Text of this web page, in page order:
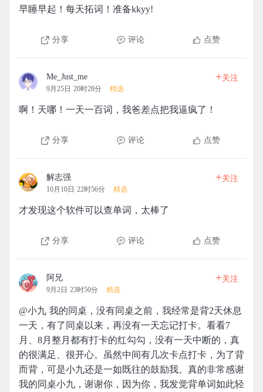
早睡早起！每天拓词！准备kkyy!
分享 评论 点赞
Me_Just_me
9月25日 20时28分 精选
+关注
啊！天哪！一天一百词，我爸差点把我逼疯了！
分享 评论 点赞
解志强
10月10日 22时56分 精选
+关注
才发现这个软件可以查单词，太棒了
分享 评论 点赞
阿兄
9月2日 23时50分 精选
+关注
@小九 我的同桌，没有同桌之前，我经常是背2天休息
一天，有了同桌以来，再没有一天忘记打卡。看看7
月、8月整月都有打卡的红勾勾，没有一天中断的，真
的很满足、很开心。虽然中间有几次卡点打卡，为了背
而背，可是小九还是一如既往的鼓励我。真的非常感谢
我的同桌小九，谢谢你，因为你，我发觉背单词如此轻